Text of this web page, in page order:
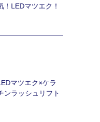
！LEDマツエク！
マツエク×ケラ
ンラッシュリフト